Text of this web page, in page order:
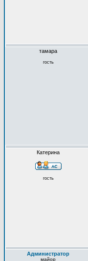
тамара
гость
Катерина
гость
Администратор
майор